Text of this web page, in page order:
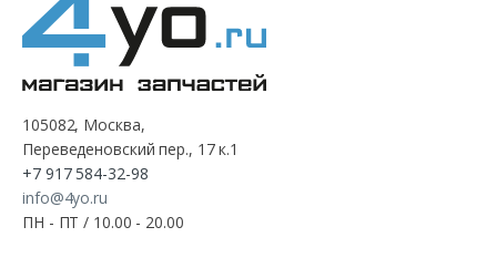
105082, Москва,
Переведеновский пер., 17 к.1
+7 917 584-32-98
info@4yo.ru
ПН - ПТ / 10.00 - 20.00